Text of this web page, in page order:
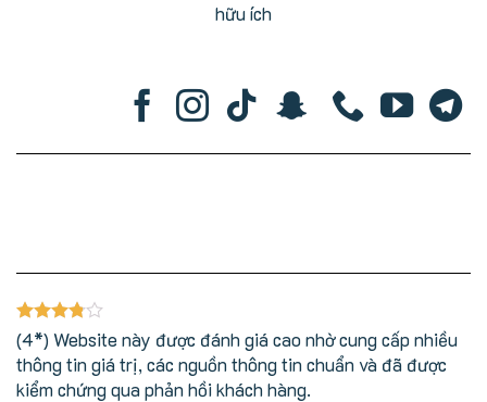
hữu ích
(4*) Website này được đánh giá cao nhờ cung cấp nhiều
thông tin giá trị, các nguồn thông tin chuẩn và đã được
kiểm chứng qua phản hồi khách hàng.